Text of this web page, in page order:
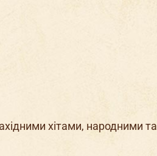
хітами, народними та